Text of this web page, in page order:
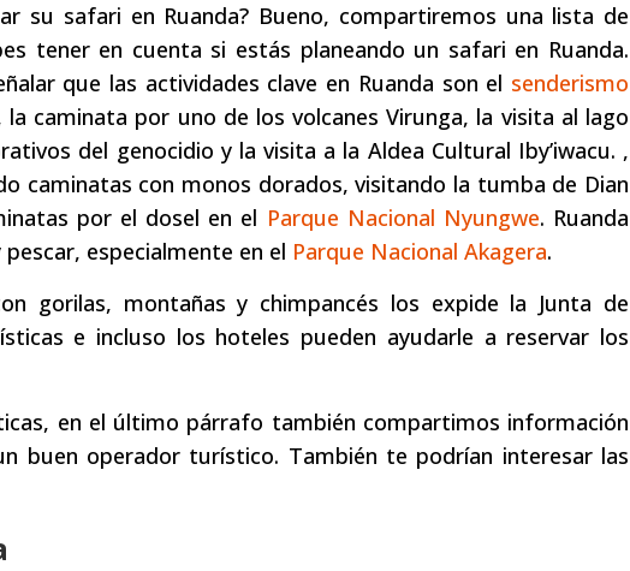
su safari en Ruanda? Bueno, compartiremos una lista de
tener en cuenta si estás planeando un safari en Ruanda.
que las actividades clave en Ruanda son el senderismo
caminata por uno de los volcanes Virunga, la visita al lago
del genocidio y la visita a la Aldea Cultural Iby’iwacu. ,
caminatas con monos dorados, visitando la tumba de Dian
por el dosel en el Parque Nacional Nyungwe. Ruanda
especialmente en el Parque Nacional Akagera.
gorilas, montañas y chimpancés los expide la Junta de
e incluso los hoteles pueden ayudarle a reservar los
en el último párrafo también compartimos información
buen operador turístico. También te podrían interesar las